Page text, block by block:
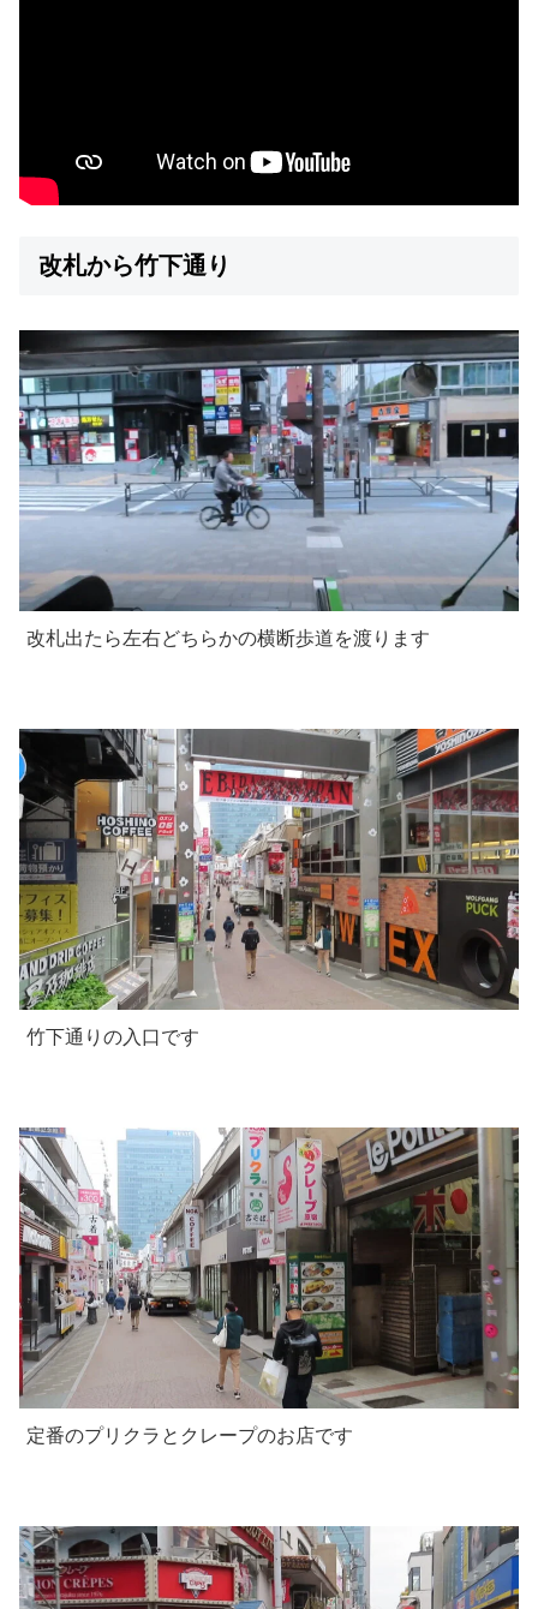
改札から竹下通り
改札出たら左右どちらかの横断歩道を渡ります
竹下通りの入口です
定番のプリクラとクレープのお店です